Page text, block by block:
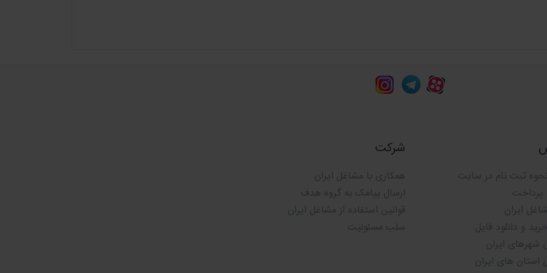
ثبت نام در سایت
پرداخت
ایران
و دانلود فایل
شهرهای ایران
استان های ایران
شرکت
همکاری با مشاغل ایران
ارسال پیامک به گروه هدف
قوانین استفاده از مشاغل ایران
سلب مسئولیت